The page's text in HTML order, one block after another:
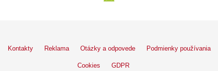
Kontakty Reklama Otázky a odpovede Podmienky používania
Cookies GDPR